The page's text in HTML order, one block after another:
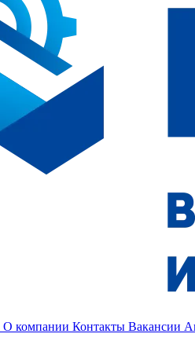
О компании Контакты Вакансии